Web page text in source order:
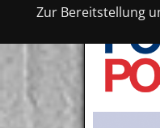
Zur Bereitstellung